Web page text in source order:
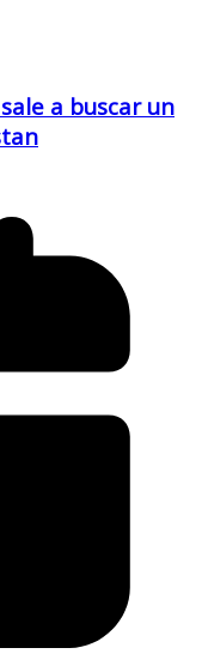
a buscar un